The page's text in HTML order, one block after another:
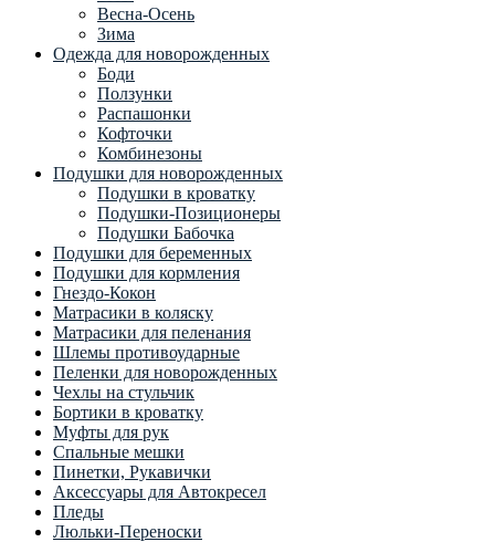
Весна-Осень
Зима
Одежда для новорожденных
Боди
Ползунки
Распашонки
Кофточки
Комбинезоны
Подушки для новорожденных
Подушки в кроватку
Подушки-Позиционеры
Подушки Бабочка
Подушки для беременных
Подушки для кормления
Гнездо-Кокон
Матрасики в коляску
Матрасики для пеленания
Шлемы противоударные
Пеленки для новорожденных
Чехлы на стульчик
Бортики в кроватку
Муфты для рук
Спальные мешки
Пинетки, Рукавички
Аксессуары для Автокресел
Пледы
Люльки-Переноски